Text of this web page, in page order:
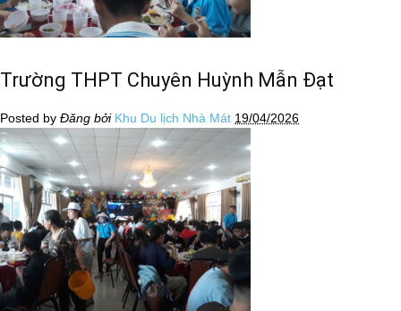
Trường THPT Chuyên Huỳnh Mẫn Đạt
Posted by Đăng bởi Khu Du lịch Nhà Mát 19/04/2026